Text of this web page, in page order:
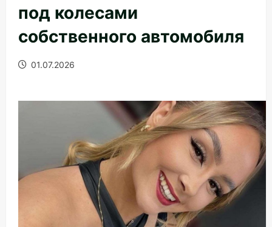
под колесами
собственного автомобиля
01.07.2026